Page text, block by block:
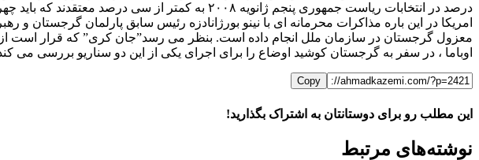
درصد در انتخابات ریاست جمهوری پنجم ژانویه ۲۰۰۸
امریکا در این باره مذاکرات محرمانه ای با نینو بورژانادزه رئیس سابق پارلمان گرجستان و
اوباما ، در سفر به گرجستان کوشید اوضاع را برای اجرای یکی از این دو سناریو بررسی می
Copy
این مطلب رو برای دوستانتان به اشتراک بگذارید!
FacebookX
LinkedIn
WhatsApp
Telegram
ایمیل
نوشته‌‌های مرتبط